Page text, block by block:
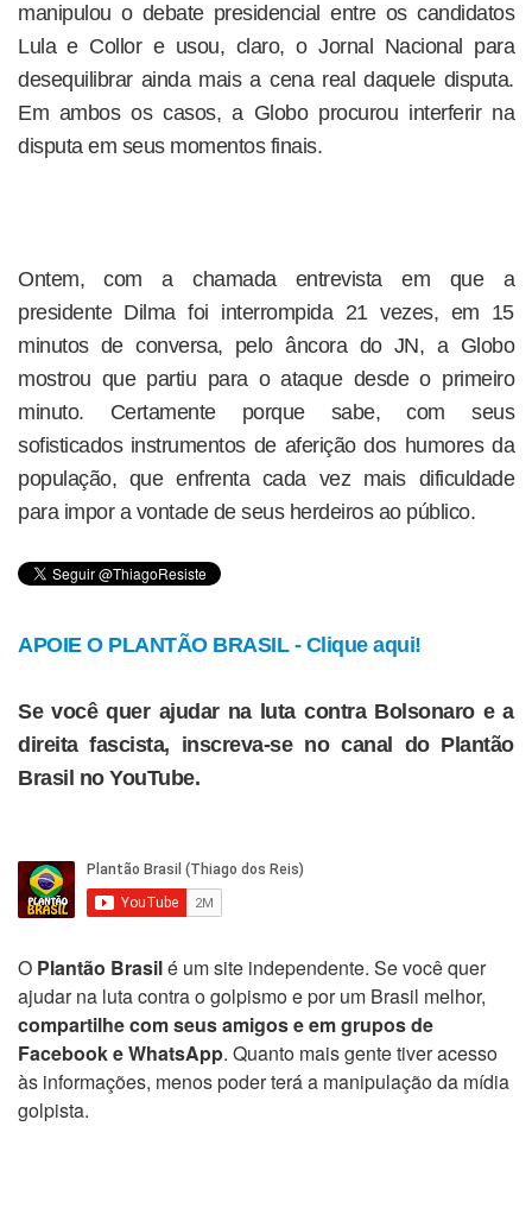
manipulou o debate presidencial entre os candidatos
Lula e Collor e usou, claro, o Jornal Nacional para
desequilibrar ainda mais a cena real daquele disputa.
Em ambos os casos, a Globo procurou interferir na
disputa em seus momentos finais.
Ontem, com a chamada entrevista em que a
presidente Dilma foi interrompida 21 vezes, em 15
minutos de conversa, pelo âncora do JN, a Globo
mostrou que partiu para o ataque desde o primeiro
minuto. Certamente porque sabe, com seus
sofisticados instrumentos de aferição dos humores da
população, que enfrenta cada vez mais dificuldade
para impor a vontade de seus herdeiros ao público.
APOIE O PLANTÃO BRASIL - Clique aqui!
Se você quer ajudar na luta contra Bolsonaro e a
direita fascista, inscreva-se no canal do Plantão
Brasil no YouTube.
O Plantão Brasilé um site independente. Se você quer
ajudar na luta contra o golpismo e por um Brasil melhor,
compartilhe com seus amigos e em grupos de
Facebook e WhatsApp. Quanto mais gente tiver acesso
às informações, menos poder terá a manipulação da mídia
golpista.